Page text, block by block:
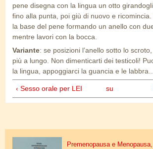
pene disegna con la lingua un otto
fino alla punta, poi giù di nuovo e
la base del pene formando un anello con
mentre lavori con la bocca.
Variante: se posizioni l’anello sotto lo
più a lungo. Non dimenticarti dei testicoli!
la lingua, appoggiarci la guancia e le labbra…
‹ Sesso orale per LEI su
img_20240319_094047.jpg
Premenopausa e